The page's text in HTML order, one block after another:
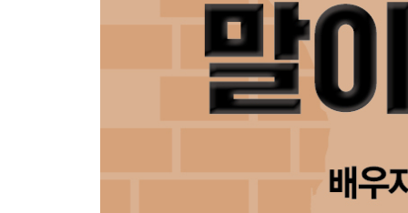
사회운동의 집단적 미끼와 함정
‘정의로움’ 내려놓기
‘확신’ 내려놓기
사회운동의 핵심에서 가능성 찾기
STEP8 한눈에 보기